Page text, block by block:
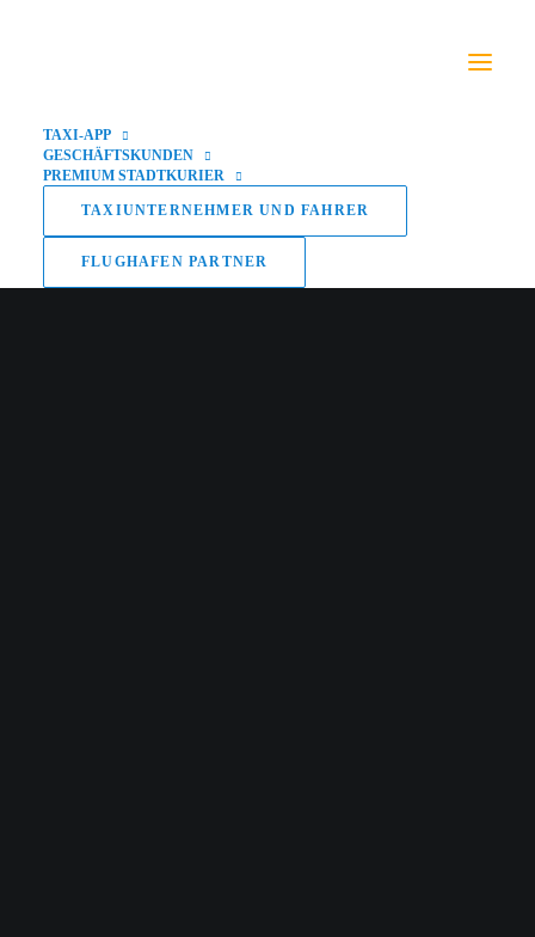
TAXI-APP
GESCHÄFTSKUNDEN
PREMIUM STADTKURIER
TAXIUNTERNEHMER UND FAHRER
FLUGHAFEN PARTNER